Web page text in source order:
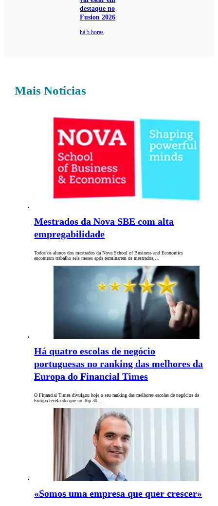
destaque no
Fusion 2026
há 5 horas
Mais Notícias
Mestrados da Nova SBE com alta
empregabilidade
Todos os alunos dos mestrados da Nova School of Business and Economics
encontram trabalho seis meses após terminarem os mestrados,…
Há quatro escolas de negócio
portuguesas no ranking das melhores da
Europa do Financial Times
O Financial Times divulgou hoje o seu ranking das melhores escolas de negócios da
Europa revelando que no Top 30…
«Somos uma empresa que quer crescer»